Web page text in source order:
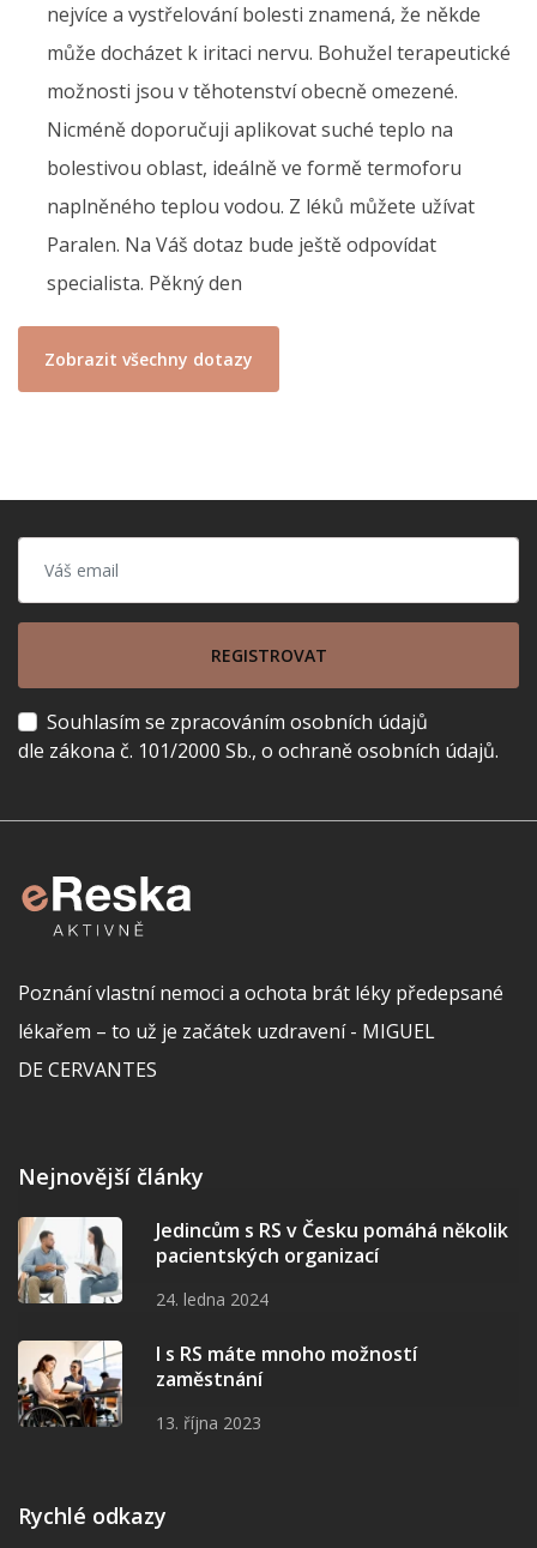
nejvíce a vystřelování bolesti znamená, že někde
může docházet k iritaci nervu. Bohužel terapeutické
možnosti jsou v těhotenství obecně omezené.
Nicméně doporučuji aplikovat suché teplo na
bolestivou oblast, ideálně ve formě termoforu
naplněného teplou vodou. Z léků můžete užívat
Paralen. Na Váš dotaz bude ještě odpovídat
specialista. Pěkný den
Zobrazit všechny dotazy
REGISTROVAT
Souhlasím se zpracováním osobních údajů
dle zákona č. 101/2000 Sb., o ochraně osobních údajů.
Poznání vlastní nemoci a ochota brát léky předepsané
lékařem – to už je začátek uzdravení - MIGUEL
DE CERVANTES
Nejnovější články
Jedincům s RS v Česku pomáhá několik
pacientských organizací
24. ledna 2024
I s RS máte mnoho možností
zaměstnání
13. října 2023
Rychlé odkazy